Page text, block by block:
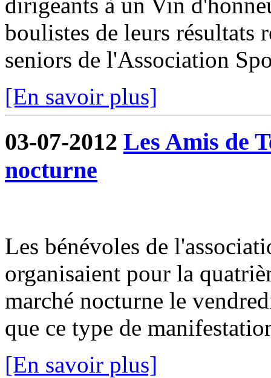
dirigeants à un Vin
boulistes de leurs résultats
seniors de l'Association
[En savoir plus]
03-07-2012 Les Amis de
nocturne
Les bénévoles de
organisaient pour la
marché nocturne le
que ce type de
[En savoir plus]